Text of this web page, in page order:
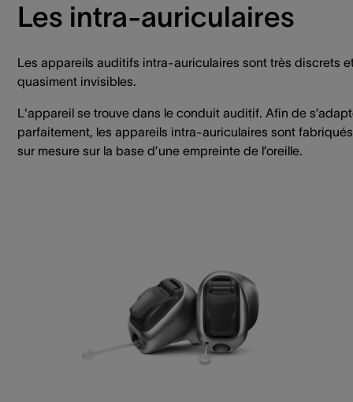
Les intra-auriculaires
Les appareils auditifs intra-auriculaires sont très discrets
quasiment invisibles.
L'appareil se trouve dans le conduit auditif. Afin de
parfaitement, les appareils intra-auriculaires sont fabriqués
sur mesure sur la base d’une empreinte de l’oreille.